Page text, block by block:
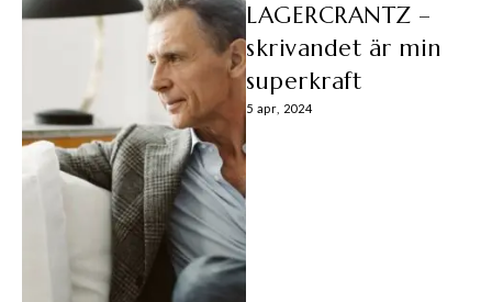
LAGERCRANTZ –
skrivandet är min
superkraft
5 apr, 2024